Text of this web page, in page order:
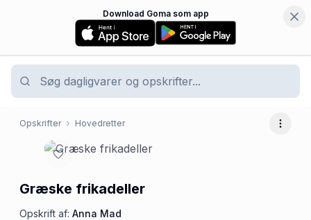
Download Goma som app
Opskrifter Hovedretter Flere
Græske frikadeller
Opskrift af: Anna Mad